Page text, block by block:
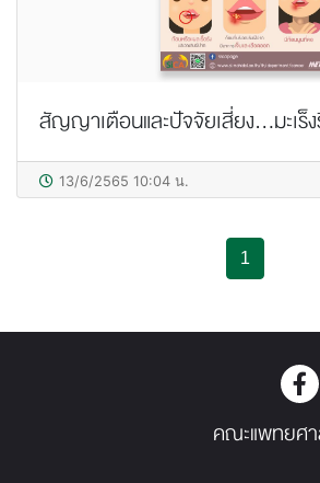
สัญญาเตือนและปัจจัยเสี่ยง...มะเร็
13/6/2565 10:04 น.
1
คณะแพทยศ